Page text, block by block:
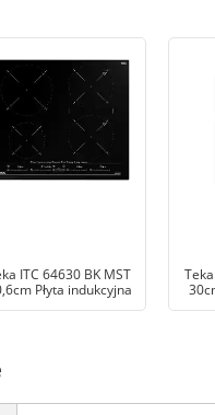
ITC 64630 BK MST
Płyta indukcyjna